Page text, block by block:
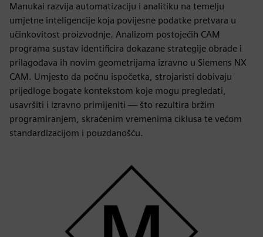
Manukai razvija automatizaciju i analitiku na temelju
umjetne inteligencije koja povijesne podatke pretvara u
učinkovitost proizvodnje. Analizom postojećih CAM
programa sustav identificira dokazane strategije obrade i
prilagođava ih novim geometrijama izravno u Siemens NX
CAM. Umjesto da počnu ispočetka, strojaristi dobivaju
prijedloge bogate kontekstom koje mogu pregledati,
usavršiti i izravno primijeniti — što rezultira bržim
programiranjem, skraćenim vremenima ciklusa te većom
standardizacijom i pouzdanošću.